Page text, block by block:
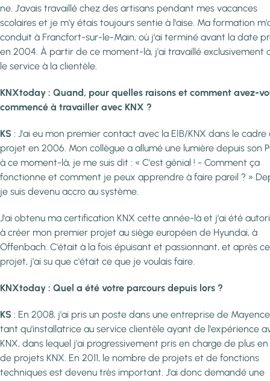
ne. J'avais travaillé chez des artisans pendant mes vacances
scolaires et je m'y étais toujours sentie à l'aise. Ma formation
conduit à Francfort-sur-le-Main, où j'ai terminé avant la date
en 2004. À partir de ce moment-là, j'ai travaillé exclusivement
le service à la clientèle.
KNXtoday : Quand, pour quelles raisons et comment avez-
commencé à travailler avec KNX ?
KS : J'ai eu mon premier contact avec la EIB/KNX dans le cadre
projet en 2006. Mon collègue a allumé une lumière depuis son
à ce moment-là, je me suis dit : « C'est génial ! - Comment ça
fonctionne et comment je peux apprendre à faire pareil ? »
je suis devenu accro au système.
J'ai obtenu ma certification KNX cette année-là et j'ai été
à créer mon premier projet au siège européen de Hyundai, à
Offenbach. C'était à la fois épuisant et passionnant, et après ce
projet, j'ai su que c'était ce que je voulais faire.
KNXtoday : Quel a été votre parcours depuis lors ?
KS : En 2008, j'ai pris un poste dans une entreprise de
tant qu'installatrice au service clientèle ayant de l'expérience
KNX, dans lequel j'ai progressivement pris en charge de plus en
de projets KNX. En 2011, le nombre de projets et de fonctions
techniques est devenu très important. J'ai donc demandé une